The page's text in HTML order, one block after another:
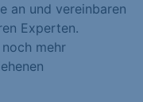
an und vereinbaren
Experten.
mehr